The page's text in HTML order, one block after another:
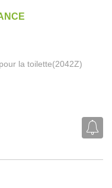
la toilette(2042Z)